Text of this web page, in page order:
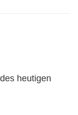
heutigen